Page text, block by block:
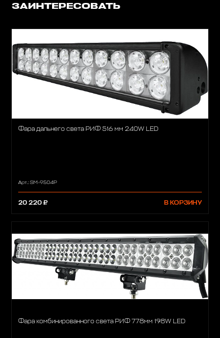
ЗАИНТЕРЕСОВАТЬ
Фара дальнего света РИФ 516 мм 240W LED
Арт.: SM-9504P
20 220 ₽ В КОРЗИНУ
Фара комбинированного света РИФ 778мм 198W LED